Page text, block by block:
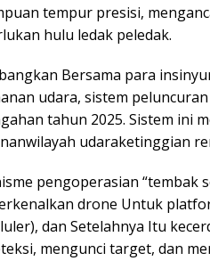
tempur presisi,
hulu ledak peledak.
Bersama para
udara, sistem
tahun 2025. Sistem ini
udaraketinggian
pengoperasian “tembak
drone Untuk
dan Setelahnya Itu
mengunci target, dan